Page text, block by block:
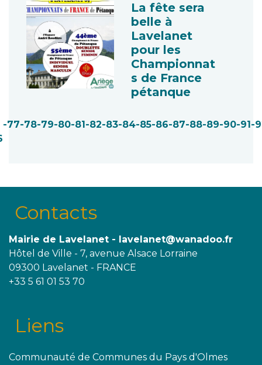
La fête sera
belle à
Lavelanet
pour les
Championnat
s de France
pétanque
-77-78-79-80-81-82-83-84-85-86-87-88-89-90-91-
Contacts
Mairie de Lavelanet - lavelanet@wanadoo.fr
Hôtel de Ville - 7, avenue Alsace Lorraine
09300 Lavelanet - FRANCE
+33 5 61 01 53 70
Liens
Communauté de Communes du Pays d'Olmes